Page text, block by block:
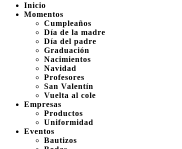
Inicio
Momentos
Cumpleaños
Día de la madre
Día del padre
Graduación
Nacimientos
Navidad
Profesores
San Valentín
Vuelta al cole
Empresas
Productos
Uniformidad
Eventos
Bautizos